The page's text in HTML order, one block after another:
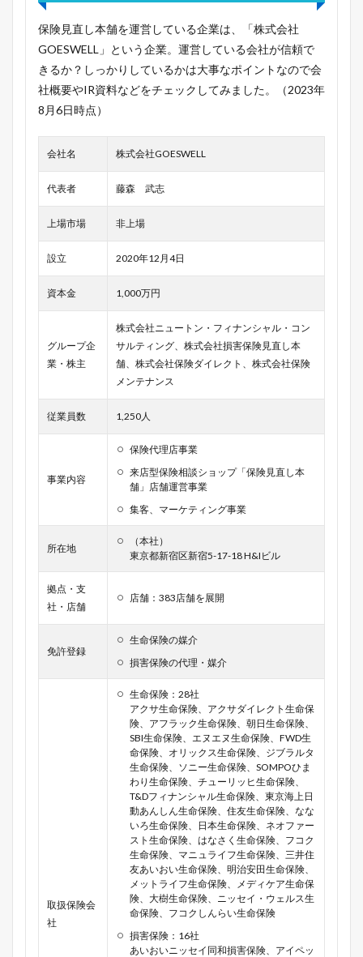
保険見直し本舗を運営している企業は、「株式会社
GOESWELL」という企業。運営している会社が信頼で
きるか？しっかりしているかは大事なポイントなので会
社概要やIR資料などをチェックしてみました。（2023年
8月6日時点）
会社名 株式会社GOESWELL
代表者 藤森 武志
上場市場 非上場
設立 2020年12月4日
資本金 1,000万円
グループ企
業・株主
株式会社ニュートン・フィナンシャル・コン
サルティング、株式会社損害保険見直し本
舗、株式会社保険ダイレクト、株式会社保険
メンテナンス
従業員数 1,250人
事業内容
保険代理店事業
来店型保険相談ショップ「保険見直し本
舗」店舗運営事業
集客、マーケティング事業
所在地
（本社）
東京都新宿区新宿5-17-18 H&Iビル
拠点・支
社・店舗
店舗：383店舗を展開
免許登録
生命保険の媒介
損害保険の代理・媒介
取扱保険会
社
生命保険：28社
アクサ生命保険、アクサダイレクト生命保
険、アフラック生命保険、朝日生命保険、
SBI生命保険、エヌエヌ生命保険、FWD生
命保険、オリックス生命保険、ジブラルタ
生命保険、ソニー生命保険、SOMPOひま
わり生命保険、チューリッヒ生命保険、
T&Dフィナンシャル生命保険、東京海上日
動あんしん生命保険、住友生命保険、なな
いろ生命保険、日本生命保険、ネオファー
スト生命保険、はなさく生命保険、フコク
生命保険、マニュライフ生命保険、三井住
友あいおい生命保険、明治安田生命保険、
メットライフ生命保険、メディケア生命保
険、大樹生命保険、ニッセイ・ウェルス生
命保険、フコクしんらい生命保険
損害保険：16社
あいおいニッセイ同和損害保険、アイペッ